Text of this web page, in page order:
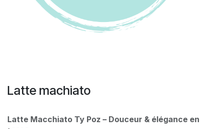
Latte machiato
Latte Macchiato Ty Poz – Douceur & élégance en